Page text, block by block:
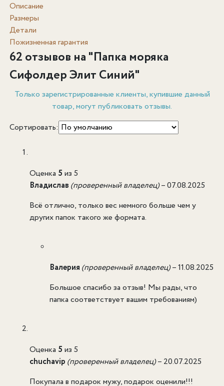
Описание
Размеры
Детали
Пожизненная гарантия
62 отзывов на "Папка моряка
Сифолдер Элит Синий"
Только зарегистрированные клиенты, купившие данный
товар, могут публиковать отзывы.
Сортировать:
Оценка 5 из 5
Владислав (проверенный владелец)–07.08.2025
Всё отлично, только вес немного больше чем у
других папок такого же формата.
Валерия (проверенный владелец)–11.08.2025
Большое спасибо за отзыв! Мы рады, что
папка соответствует вашим требованиям)
Оценка 5 из 5
chuchavip (проверенный владелец)– 20.07.2025
Покупала в подарок мужу, подарок оценили!!!